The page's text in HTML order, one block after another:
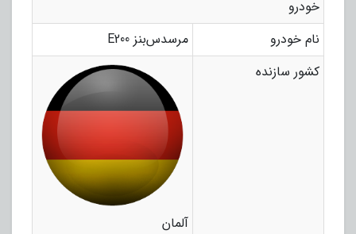
خودرو
نام خودرو
مرسدس‌بنز E200
کشور سازنده
آلمان